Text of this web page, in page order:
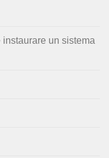
un sistema